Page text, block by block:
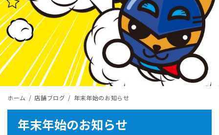
ホーム 店舗ブログ 年末年始のお知らせ
年末年始のお知らせ